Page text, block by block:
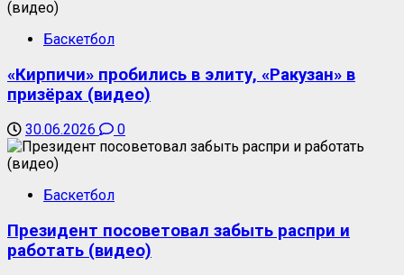
Баскетбол
«Кирпичи» пробились в элиту, «Ракузан» в
призёрах (видео)
30.06.2026 0
Баскетбол
Президент посоветовал забыть распри и
работать (видео)